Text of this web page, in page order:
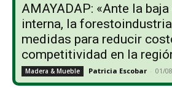
AMAYADAP: «Ante la
interna, la
medidas para reducir
competitividad en la
Madera & Mueble Patricia Escobar - 01/